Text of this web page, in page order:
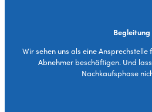
Begleitung
Wir sehen uns als eine Ansprechstelle
Abnehmer beschäftigen. Und
Nachkaufsphase